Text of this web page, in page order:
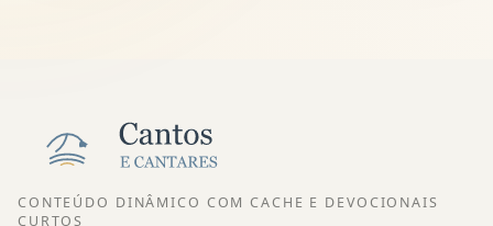
CONTEÚDO DINÂMICO COM CACHE E DEVOCIONAIS
CURTOS